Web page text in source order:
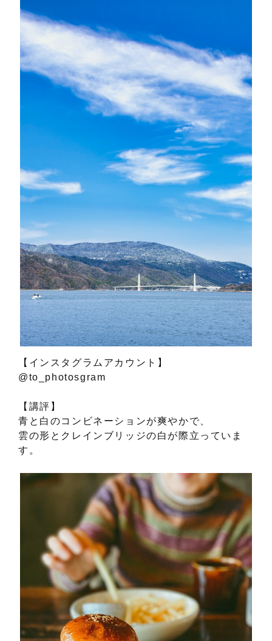
【インスタグラムアカウント】
@to_photosgram
【講評】
青と白のコンビネーションが爽やかで、
雲の形とクレインブリッジの白が際立っていま
す。